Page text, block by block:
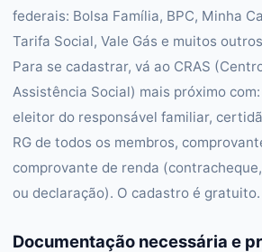
federais: Bolsa Família, BPC, Minha
Tarifa Social, Vale Gás e muitos
Para se cadastrar, vá ao CRAS
Assistência Social) mais próximo
eleitor do responsável familiar,
RG de todos os membros,
comprovante de renda
ou declaração). O cadastro é gratuito.
Documentação necessária e